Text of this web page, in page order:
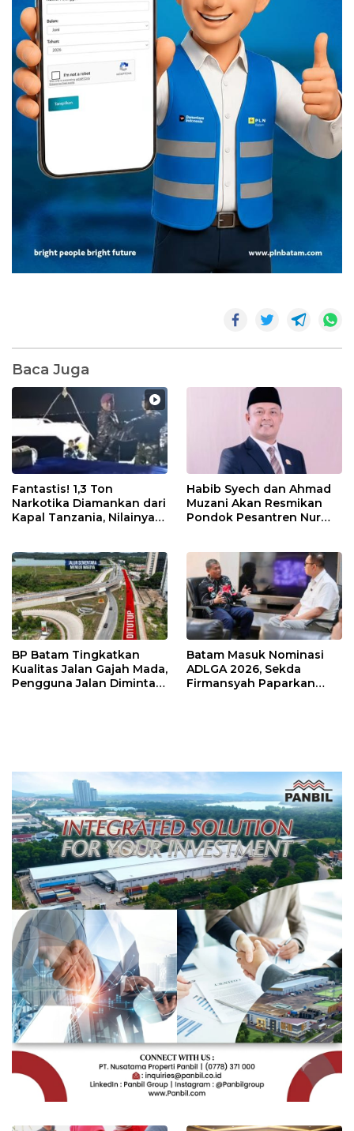
Baca Juga
Fantastis! 1,3 Ton
Narkotika Diamankan dari
Kapal Tanzania, Nilainya
Habib Syech dan Ahmad
Muzani Akan Resmikan
Pondok Pesantren Nur
BP Batam Tingkatkan
Kualitas Jalan Gajah Mada,
Pengguna Jalan Diminta
Batam Masuk Nominasi
ADLGA 2026, Sekda
Firmansyah Paparkan